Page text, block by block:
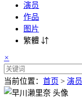
演员
作品
图片
繁體 ⇵
×
当前位置： 首页 > 演员